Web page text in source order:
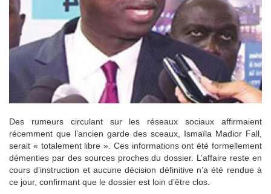
Des rumeurs circulant sur les réseaux sociaux affirmaient
récemment que l’ancien garde des sceaux, Ismaïla Madior Fall,
serait « totalement libre ». Ces informations ont été formellement
démenties par des sources proches du dossier. L’affaire reste en
cours d’instruction et aucune décision définitive n’a été rendue à
ce jour, confirmant que le dossier est loin d’être clos.